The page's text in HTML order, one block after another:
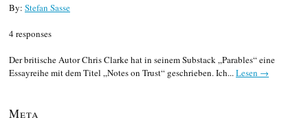
By: Stefan Sasse
4 responses
Der britische Autor Chris Clarke hat in seinem Substack „Parables“ eine
Essayreihe mit dem Titel „Notes on Trust“ geschrieben. Ich... Lesen →
Meta